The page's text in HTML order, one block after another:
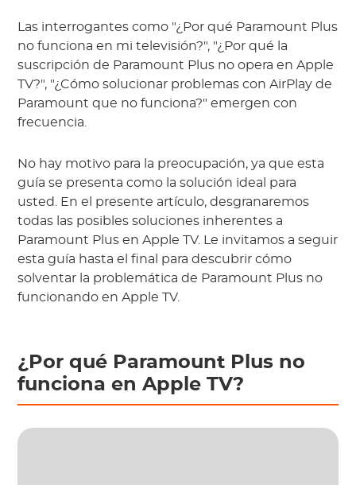
Las interrogantes como "¿Por qué Paramount Plus
no funciona en mi televisión?", "¿Por qué la
suscripción de Paramount Plus no opera en Apple
TV?", "¿Cómo solucionar problemas con AirPlay de
Paramount que no funciona?" emergen con
frecuencia.
No hay motivo para la preocupación, ya que esta
guía se presenta como la solución ideal para
usted. En el presente artículo, desgranaremos
todas las posibles soluciones inherentes a
Paramount Plus en Apple TV. Le invitamos a seguir
esta guía hasta el final para descubrir cómo
solventar la problemática de Paramount Plus no
funcionando en Apple TV.
¿Por qué Paramount Plus no
funciona en Apple TV?